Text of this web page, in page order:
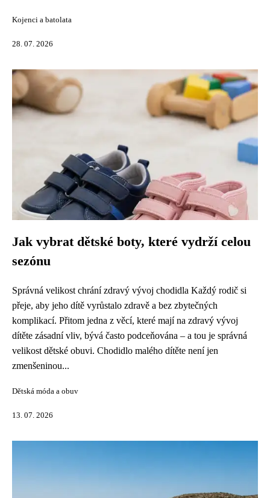
Kojenci a batolata
28. 07. 2026
Jak vybrat dětské boty, které vydrží celou
sezónu
Správná velikost chrání zdravý vývoj chodidla Každý rodič si
přeje, aby jeho dítě vyrůstalo zdravě a bez zbytečných
komplikací. Přitom jedna z věcí, které mají na zdravý vývoj
dítěte zásadní vliv, bývá často podceňována – a tou je správná
velikost dětské obuvi. Chodidlo malého dítěte není jen
zmenšeninou...
Dětská móda a obuv
13. 07. 2026